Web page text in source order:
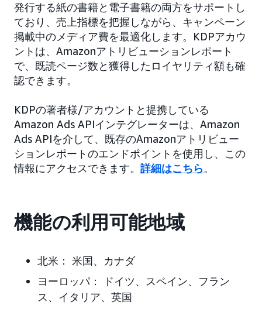
発行する紙の書籍と電子書籍の両方をサポートし
ており、売上指標を把握しながら、キャンペーン
掲載中のメディア費を最適化します。KDPアカウ
ントは、Amazonアトリビューションレポート
で、既読ページ数と獲得したロイヤリティ額も確
認できます。
KDPの著者様/アカウントと提携している
Amazon Ads APIインテグレーターは、Amazon
Ads APIを介して、既存のAmazonアトリビュー
ションレポートのエンドポイントを使用し、この
情報にアクセスできます。 詳細はこちら。
機能の利用可能地域
北米： 米国、カナダ
ヨーロッパ：
ドイツ、スペイン、フラン
ス、イタリア、英国